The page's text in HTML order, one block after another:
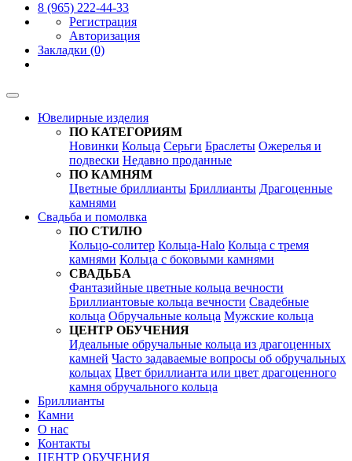
8 (965) 222-44-33
Регистрация
Авторизация
Закладки (0)
Ювелирные изделия
ПО КАТЕГОРИЯМ
Новинки Кольца Серьги Браслеты Ожерелья и
подвески Недавно проданные
ПО КАМНЯМ
Цветные бриллианты Бриллианты Драгоценные
камнями
Свадьба и помолвка
ПО СТИЛЮ
Кольцо-солитер Кольца-Halo Кольца c тремя
камнями Кольца c боковыми камнями
СВАДЬБА
Фантазийные цветные кольца вечности
Бриллиантовые кольца вечности Свадебные
кольца Обручальные кольца Мужские кольца
ЦЕНТР ОБУЧЕНИЯ
Идеальные обручальные кольца из драгоценных
камней Часто задаваемые вопросы об обручальных
кольцах Цвет бриллианта или цвет драгоценного
камня обручального кольца
Бриллианты
Камни
О нас
Контакты
ЦЕНТР ОБУЧЕНИЯ